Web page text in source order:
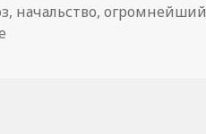
, начальство,огромнейший